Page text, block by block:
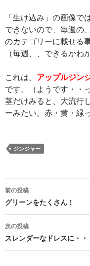
「生け込み」の画像
できないので、毎週の
のカテゴリーに載せる
（毎週、、できるかわ
これは、 アップルジン
です。（ようです・・
茎だけみると、大流行
ーみたい。赤・黄・緑
ジンジャー
投
稿
ナ
ビ
ゲ
前の投稿
グリーンをたくさん！
次の投稿
スレンダーなドレスに・・